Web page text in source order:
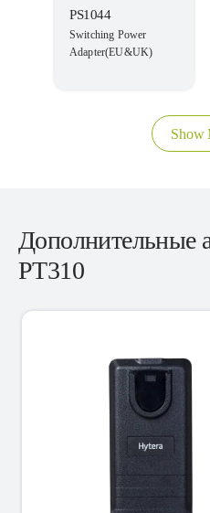
PS1044
Switching Power
Adapter(EU&UK)
Show
Дополнительные
PT310